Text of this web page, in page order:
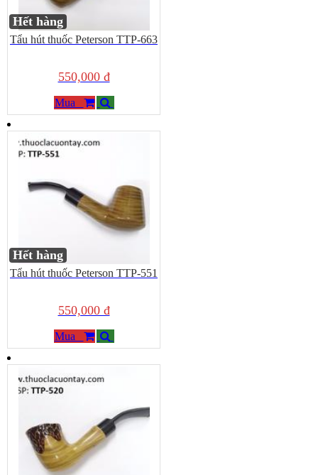
Hết hàng
Tẩu hút thuốc Peterson TTP-663
550,000 đ
Mua
Hết hàng
Tẩu hút thuốc Peterson TTP-551
550,000 đ
Mua